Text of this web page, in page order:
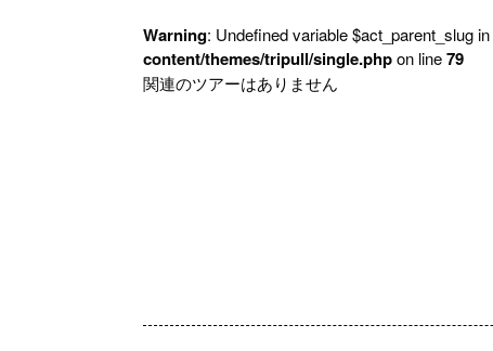
Warning: Undefined variable $act_parent_slug in
content/themes/tripull/single.phpon line79
関連のツアーはありません